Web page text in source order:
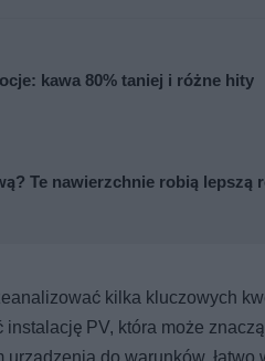
kawa 80% taniej i różne hity
Te nawierzchnie robią lepszą
kilka kluczowych
instalację PV, która może